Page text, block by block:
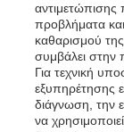
αντιμετώπισης
προβλήματα
καθαρισμού
συμβάλει στην
Για τεχνική
εξυπηρέτησης
διάγνωση, την
να